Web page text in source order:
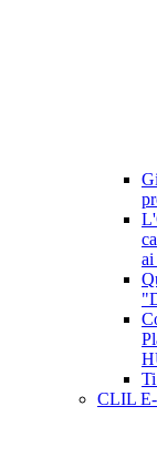
ai
CLIL